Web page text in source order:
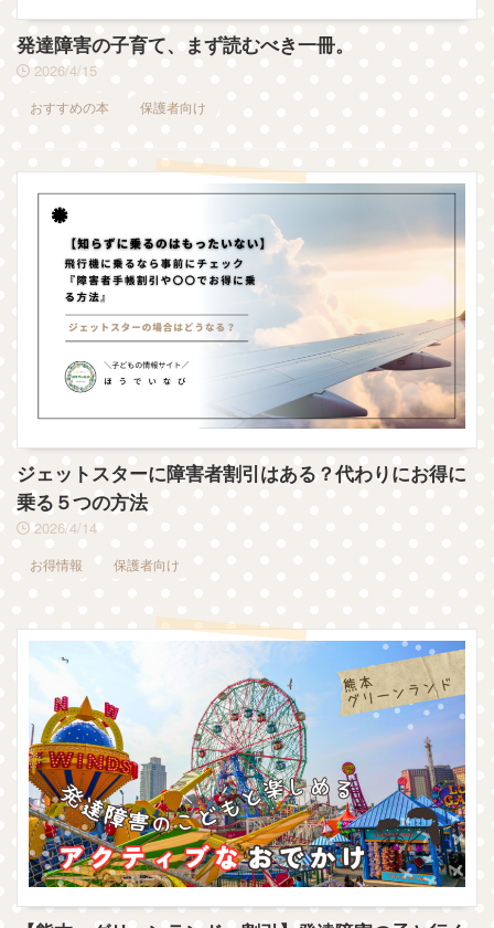
発達障害の子育て、まず読むべき一冊。
2026/4/15
おすすめの本 保護者向け
ジェットスターに障害者割引はある？代わりにお得に
乗る５つの方法
2026/4/14
お得情報 保護者向け